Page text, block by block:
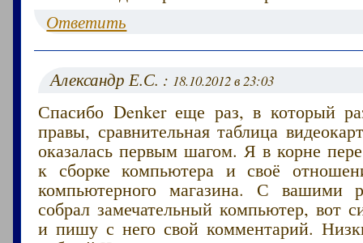
Ответить
Александр Е.С. : 18.10.2012 в 23:03
Спасибо Denker еще раз, в который
правы, сравнительная таблица
оказалась первым шагом. Я в корне
к сборке компьютера и своё
компьютерного магазина. С вашими
собрал замечательный компьютер, вот
и пишу с него свой комментарий.